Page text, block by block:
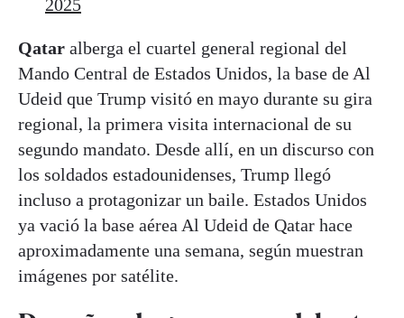
2025
Qatar alberga el cuartel general regional del
Mando Central de Estados Unidos, la base de Al
Udeid que Trump visitó en mayo durante su gira
regional, la primera visita internacional de su
segundo mandato. Desde allí, en un discurso con
los soldados estadounidenses, Trump llegó
incluso a protagonizar un baile. Estados Unidos
ya vació la base aérea Al Udeid de Qatar hace
aproximadamente una semana, según muestran
imágenes por satélite.